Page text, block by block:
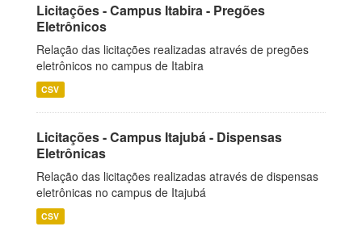
Licitações - Campus Itabira - Pregões
Eletrônicos
Relação das licitações realizadas através de pregões
eletrônicos no campus de Itabira
CSV
Licitações - Campus Itajubá - Dispensas
Eletrônicas
Relação das licitações realizadas através de dispensas
eletrônicas no campus de Itajubá
CSV